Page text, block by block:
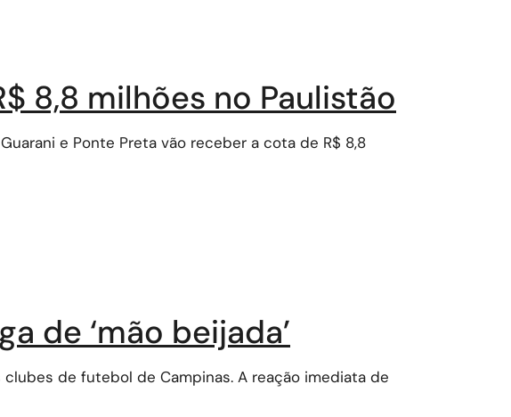
8,8 milhões no Paulistão
e Ponte Preta vão receber a cota de R$ 8,8
de ‘mão beijada’
de futebol de Campinas. A reação imediata de